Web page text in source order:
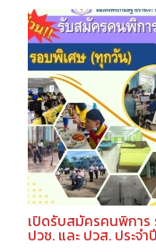
เปิดรับสมัครคนพิการ
ปวช. และ ปวส. ประจ